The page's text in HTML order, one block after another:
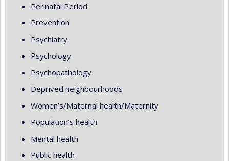
Perinatal Period
Prevention
Psychiatry
Psychology
Psychopathology
Deprived neighbourhoods
Women’s/Maternal health/Maternity
Population’s health
Mental health
Public health